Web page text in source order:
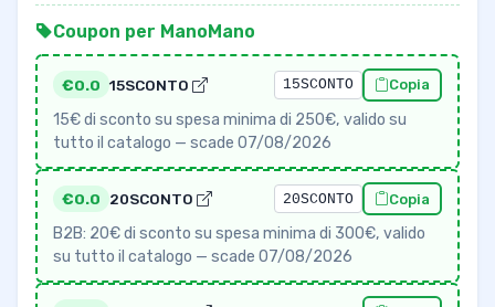
Coupon per ManoMano
€0.0 15SCONTO 15SCONTO Copia
15€ di sconto su spesa minima di 250€, valido su
tutto il catalogo — scade 07/08/2026
€0.0 20SCONTO 20SCONTO Copia
B2B: 20€ di sconto su spesa minima di 300€, valido
su tutto il catalogo — scade 07/08/2026